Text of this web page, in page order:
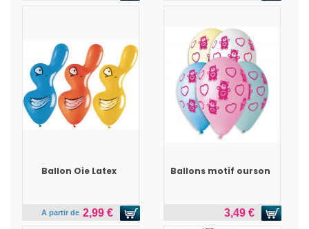
Ballon Oie Latex
A partir de 2,99 €
Ballons motif ourson
3,49 €